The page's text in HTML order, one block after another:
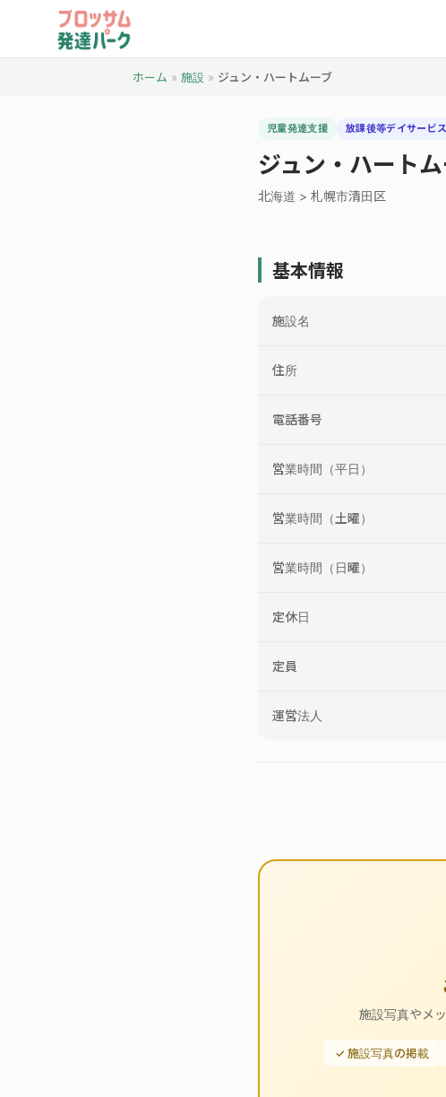
ホーム » 施設 » ジュン・ハートムーブ
児童発達支援 放課後等デイサービス
ジュン・ハート
北海道 > 札幌市清田区
基本情報
施設名
住所
電話番号
営業時間（平日）
営業時間（土曜）
営業時間（日曜）
定休日
定員
運営法人
施設写真やメ
✓ 施設写真の掲載